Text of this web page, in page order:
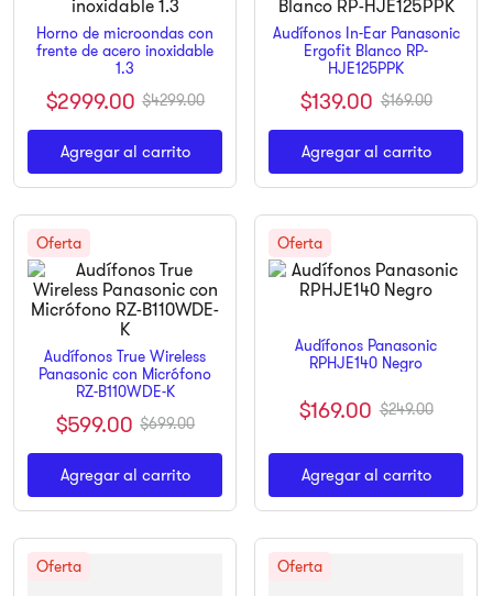
Horno de microondas con
frente de acero inoxidable
1.3
$2999.00 $4299.00
Agregar al carrito
Audífonos In-Ear Panasonic
Ergofit Blanco RP-
HJE125PPK
$139.00 $169.00
Agregar al carrito
Audífonos True Wireless
Panasonic con Micrófono
RZ-B110WDE-K
$599.00 $699.00
Agregar al carrito
Audífonos Panasonic
RPHJE140 Negro
$169.00 $249.00
Agregar al carrito
9.
ninja
pulsar